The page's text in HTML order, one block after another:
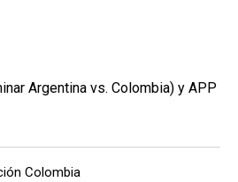
Argentina vs. Colombia) y APP
Colombia